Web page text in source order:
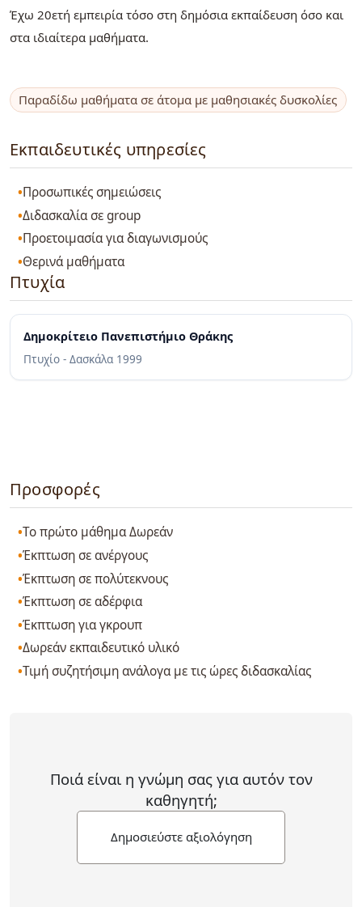
Έχω 20ετή εμπειρία τόσο στη δημόσια εκπαίδευση όσο και
στα ιδιαίτερα μαθήματα.
Παραδίδω μαθήματα σε άτομα με μαθησιακές δυσκολίες
Εκπαιδευτικές υπηρεσίες
Προσωπικές σημειώσεις
Διδασκαλία σε group
Προετοιμασία για διαγωνισμούς
Θερινά μαθήματα
Πτυχία
Δημοκρίτειο Πανεπιστήμιο Θράκης
Πτυχίο - Δασκάλα 1999
Προσφορές
Το πρώτο μάθημα Δωρεάν
Έκπτωση σε ανέργους
Έκπτωση σε πολύτεκνους
Έκπτωση σε αδέρφια
Έκπτωση για γκρουπ
Δωρεάν εκπαιδευτικό υλικό
Τιμή συζητήσιμη ανάλογα με τις ώρες διδασκαλίας
Ποιά είναι η γνώμη σας για αυτόν τον
καθηγητή;
Δημοσιεύστε αξιολόγηση